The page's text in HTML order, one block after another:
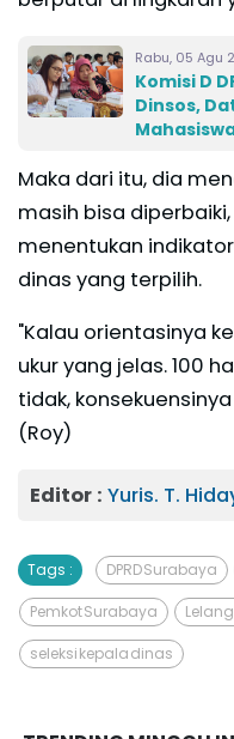
Rabu, 05 Agu
Komisi D
Dinsos,
Maka dari itu, dia
masih bisa
menentukan
dinas yang terpilih.
"Kalau orientasinya
ukur yang jelas. 100
tidak,
(Roy)
Editor : Yuris. T.
Tags : DPRD Surabaya
Pemkot Surabaya
seleksi kepala dinas